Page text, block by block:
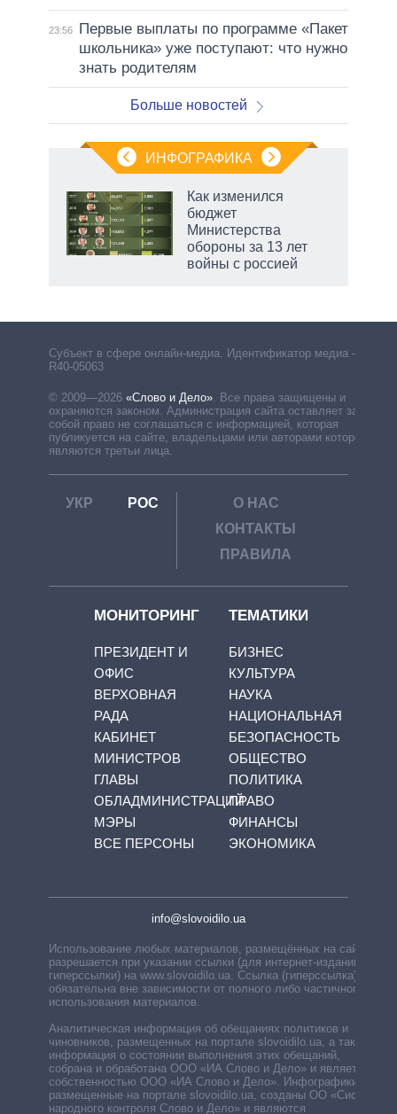
23:56
Первые выплаты по программе «Пакет
школьника» уже поступают: что нужно
знать родителям
Больше новостей
ИНФОГРАФИКА
Как изменился
бюджет
Министерства
обороны за 13 лет
войны с россией
Субъект в сфере онлайн-медиа. Идентификатор медиа –
R40-05063
© 2009—2026 «Слово и Дело» Все права защищены и
охраняются законом. Администрация сайта оставляет за
собой право не соглашаться с информацией, которая
публикуется на сайте, владельцами или авторами которой
являются третьи лица.
УКР РОС
О НАС
КОНТАКТЫ
ПРАВИЛА
МОНИТОРИНГ
ПРЕЗИДЕНТ И
ОФИС
ВЕРХОВНАЯ
РАДА
КАБИНЕТ
МИНИСТРОВ
ГЛАВЫ
ОБЛАДМИНИСТРАЦИЙ
МЭРЫ
ВСЕ ПЕРСОНЫ
ТЕМАТИКИ
БИЗНЕС
КУЛЬТУРА
НАУКА
НАЦИОНАЛЬНАЯ
БЕЗОПАСНОСТЬ
ОБЩЕСТВО
ПОЛИТИКА
ПРАВО
ФИНАНСЫ
ЭКОНОМИКА
info@slovoidilo.ua
Использование любых материалов, размещённых на сайте,
разрешается при указании ссылки (для интернет-изданий —
гиперссылки) на www.slovoidilo.ua. Ссылка (гиперссылка)
обязательна вне зависимости от полного либо частичного
использования материалов.
Аналитическая информация об обещаниях политиков и
чиновников, размещенных на портале slovoidilo.ua, а также
информация о состоянии выполнения этих обещаний,
собрана и обработана ООО «ИА Слово и Дело» и является
собственностью ООО «ИА Слово и Дело». Инфографики,
размещенные на портале slovoidilo.ua, созданы ОО «Система
народного контроля Слово и Дело» и являются